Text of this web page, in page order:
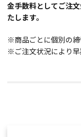
金手数料としてご注
たします。
※商品ごとに個別の
※ご注文状況により